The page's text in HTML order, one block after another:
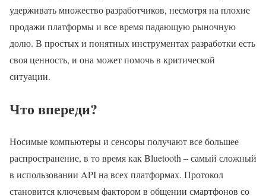
удерживать множество разработчиков, несмотря на плохие
продажи платформы и все время падающую рыночную
долю. В простых и понятных инструментах разработки есть
своя ценность, и она может помочь в критической
ситуации.
Что впереди?
Носимые компьютеры и сенсоры получают все большее
распространение, в то время как Bluetooth – самый сложный
в использовании API на всех платформах. Протокол
становится ключевым фактором в общении смартфонов со